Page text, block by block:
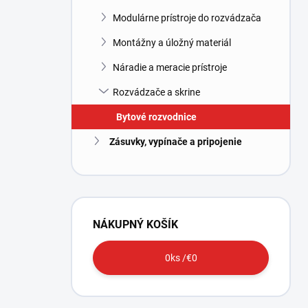
Modulárne prístroje do rozvádzača
Montážny a úložný materiál
Náradie a meracie prístroje
Rozvádzače a skrine
Bytové rozvodnice
Zásuvky, vypínače a pripojenie
NÁKUPNÝ KOŠÍK
0ks /€0